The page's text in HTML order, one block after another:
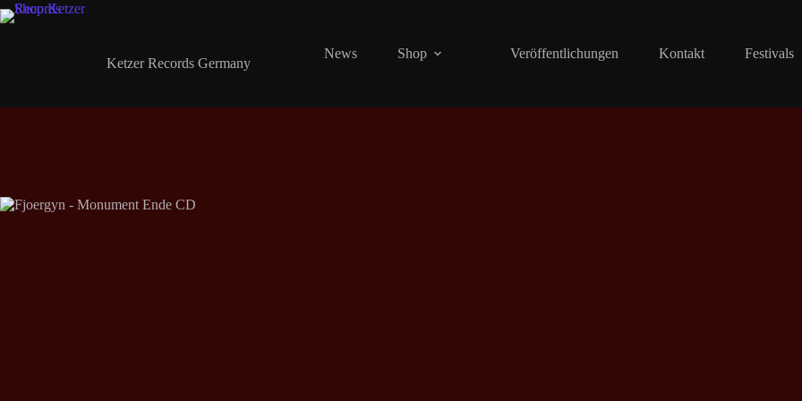
Zum
Inhalt
Ketzer Records Germany
News Shop Veröffentlichungen Kontakt Festivals